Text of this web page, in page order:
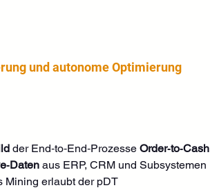
und autonome Optimierung
der End‑to‑End‑Prozesse Order‑to‑Cash
aus ERP, CRM und Subsystemen
Mining erlaubt der pDT